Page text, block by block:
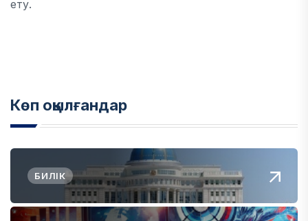
ету.
Көп оқылғандар
БИЛІК